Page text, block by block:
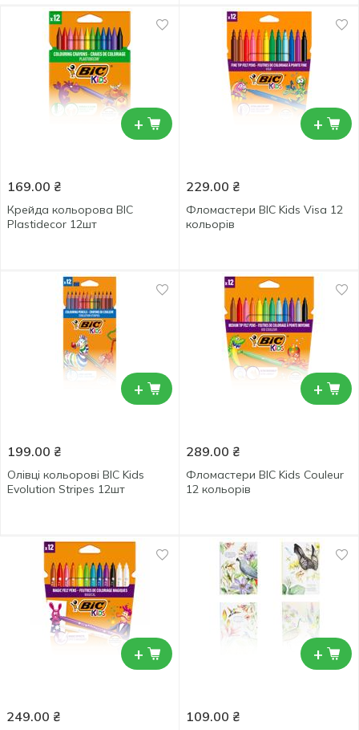
+
169.00 ₴
Крейда кольорова ВІС
Plastidecor 12шт
+
229.00 ₴
Фломастери BIC Kids Visa 12
кольорів
+
199.00 ₴
Олівці кольорові BIC Kids
Evolution Stripes 12шт
+
289.00 ₴
Фломастери BIC Kids Couleur
12 кольорів
+
249.00 ₴
+
109.00 ₴